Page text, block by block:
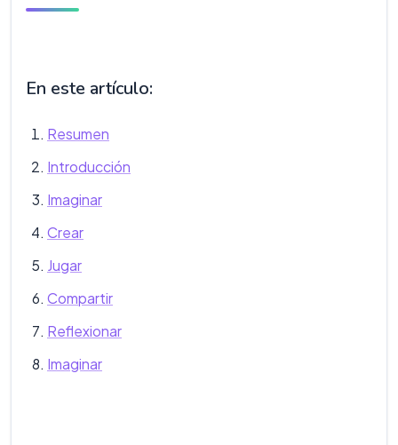
En este artículo:
Resumen
Introducción
Imaginar
Crear
Jugar
Compartir
Reflexionar
Imaginar